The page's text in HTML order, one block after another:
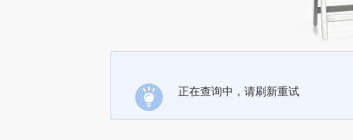
正在查询中，请刷新重试